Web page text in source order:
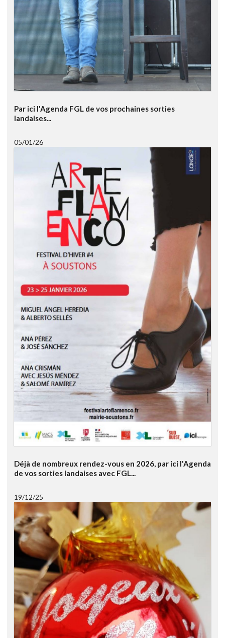
Par ici l'Agenda FGL de vos prochaines sorties
landaises...
05/01/26
Déjà de nombreux rendez-vous en 2026, par ici l'Agenda
de vos sorties landaises avec FGL...
19/12/25